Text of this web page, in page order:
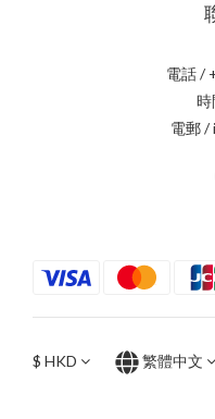
電話 /
時
電郵 /
$ HKD 繁體中文